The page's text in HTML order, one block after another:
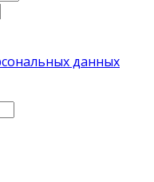
данных